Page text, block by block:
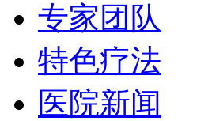
专家团队
特色疗法
医院新闻